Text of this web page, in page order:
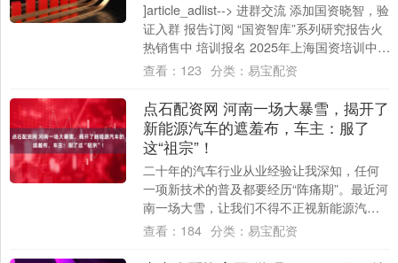
]article_adlist--> 进群交流 添加国资晓智，验
证入群 报告订阅 “国资智库”系列研究报告火
热销售中 培训报名 2025年上海国资培训中心
公开课....
查看： 123 分类： 易宝配资
点石配资网 河南一场大暴雪，揭开了
新能源汽车的遮羞布，车主：服了
这“祖宗”！
二十年的汽车行业从业经验让我深知，任何
一项新技术的普及都要经历“阵痛期”。最近河
南一场大雪，让我们不得不正视新能源汽车
在极寒天气下的实际表现。 作为一名资深汽
查看： 184 分类： 易宝配资